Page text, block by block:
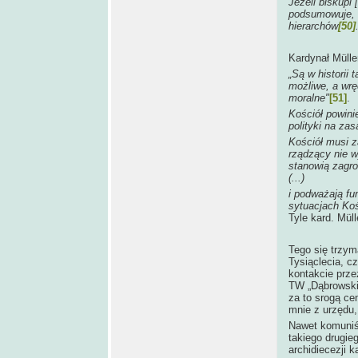
hierarchów[50].
Kardynał
„Są w historii
możliwe, a
moralne"[51] .
Kościół
polityki na
Kościół musi
rządzący nie
stanowią
(...)
i podważają
sytuacjach
Tyle kard.
Tego się
Tysiąclecia,
kontakcie
TW
za to srogą
mnie z
Nawet
takiego
archidiecezji